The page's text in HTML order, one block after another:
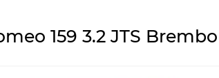
159 3.2 JTS